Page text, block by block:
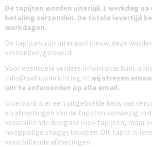
De tapijten worden uiterlijk 1 werkdag na
betaling verzonden. De totale levertijd
werkdagen.
De tapijten zijn uiteraard nieuw, deze
verzonden/geleverd.
Voor eventuele verdere informatie kunt u
info@uwhuisinrichting.nl wij streven
uur te antwoorden op alle email.
Uiteraard is er een uitgebreide keus van
en afmetingen van de tapijten aanwezig in
verschillende designer look tapijten, maar
hoogpolige shaggy tapijten. Dit tapijt is
verschillende afmetingen.